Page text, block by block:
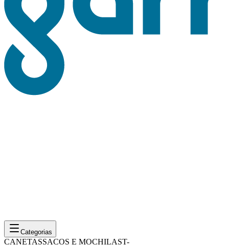
Categorias
CANETASSACOS E MOCHILAST-